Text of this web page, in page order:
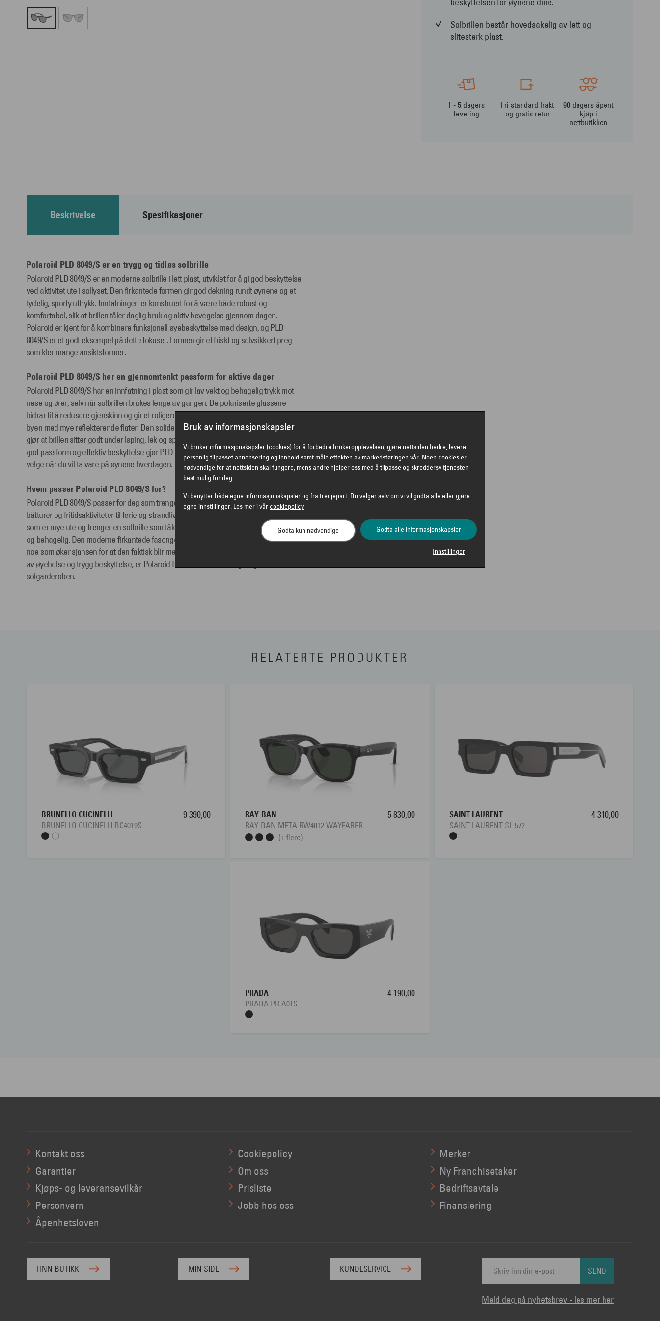
beskyttelsen for øynene dine.
Solbrillen består hovedsakelig av lett og
slitesterk plast.
1 - 5 dagers
levering
Fri standard frakt
og gratis retur
90 dagers åpent
kjøp i
nettbutikken
Beskrivelse Spesifikasjoner
Polaroid PLD 8049/S er en trygg og tidløs solbrille
Polaroid PLD 8049/S er en moderne solbrille i lett plast, utviklet for å gi god beskyttelse
ved aktivitet ute i sollyset. Den firkantede formen gir god dekning rundt øynene og et
tydelig, sporty uttrykk. Innfatningen er konstruert for å være både robust og
komfortabel, slik at brillen tåler daglig bruk og aktiv bevegelse gjennom dagen.
Polaroid er kjent for å kombinere funksjonell øyebeskyttelse med design, og PLD
8049/S er et godt eksempel på dette fokuset. Formen gir et friskt og selvsikkert preg
som kler mange ansiktsformer.
Polaroid PLD 8049/S har en gjennomtenkt passform for aktive dager
Polaroid PLD 8049/S har en innfatning i plast som gir lav vekt og behagelig trykk mot
nese og ører, selv når solbrillen brukes lenge av gangen. De polariserte glassene
bidrar til å redusere gjenskinn og gir et roligere synsinntrykk ved vann, på fjellet eller i
byen med mye reflekterende flater. Den solide innfatningen sørger for stabilitet og
gjør at brillen sitter godt under løping, lek og sport. Kombinasjonen av solid materiale,
god passform og effektiv beskyttelse gjør PLD 8049/S til en solbrille som er enkel å
velge når du vil ta vare på øynene hverdagen.
Hvem passer Polaroid PLD 8049/S for?
Polaroid PLD 8049/S passer for deg som trenger en komfortabel solbrille til alt fra
båtturer og fritidsaktiviteter til ferie og strandliv. Modellen er spesielt aktuell for deg
som er mye ute og trenger en solbrille som tåler tempo, samtidig som den sitter trygt
og behagelig. Den moderne firkantede fasongen gjør at brillen oppleves kul å bruke,
noe som øker sjansen for at den faktisk blir med ut hver dag. For deg som er opptatt
av øyehelse og trygg beskyttelse, er Polaroid PLD 8049/S et naturlig valg til
solgarderoben.
RELATERTE PRODUKTER
BRUNELLO CUCINELLI
BRUNELLO CUCINELLI BC4019S
9 390,00
RAY-BAN
RAY-BAN META RW4012 WAYFARER
5 830,00
(+ flere)
SAINT LAURENT
SAINT LAURENT SL 572
4 310,00
PRADA
PRADA PR A01S
4 190,00
Kontakt oss
Garantier
Kjøps- og leveransevilkår
Personvern
Åpenhetsloven
Cookiepolicy
Om oss
Prisliste
Jobb hos oss
Merker
Ny Franchisetaker
Bedriftsavtale
Finansiering
FINN BUTIKK MIN SIDE KUNDESERVICE SEND
Meld deg på nyhetsbrev - les mer her
Bruk av informasjonskapsler
Vi bruker informasjonskapsler (cookies) for å forbedre brukeropplevelsen, gjøre nettsiden bedre, levere
personlig tilpasset annonsering og innhold samt måle effekten av markedsføringen vår. Noen cookies er
nødvendige for at nettsiden skal fungere, mens andre hjelper oss med å tilpasse og skreddersy tjenesten
best mulig for deg.
Vi benytter både egne informasjonskapsler og fra tredjepart. Du velger selv om vi vil godta alle eller gjøre
egne innstillinger. Les mer i vår cookiepolicy
Godta alle informasjonskapsler
Godta kun nødvendige
Innstillinger